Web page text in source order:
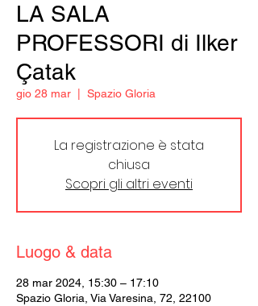
LA SALA
PROFESSORI di Ilker
Çatak
gio 28 mar Spazio Gloria
La registrazione è stata
chiusa
Scopri gli altri eventi
Luogo & data
28 mar 2024, 15:30 – 17:10
Spazio Gloria, Via Varesina, 72, 22100